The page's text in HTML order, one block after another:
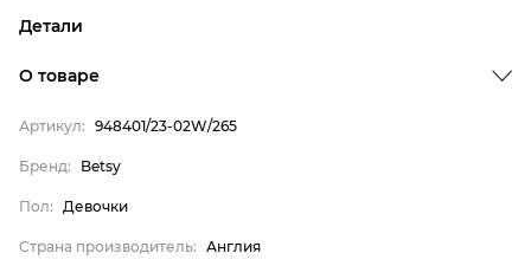
Детали
О товаре
Артикул: 948401/23-02W/265
Бренд: Betsy
Пол: Девочки
Страна производитель: Англия